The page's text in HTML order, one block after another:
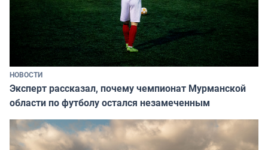
НОВОСТИ
Эксперт рассказал, почему чемпионат Мурманской
области по футболу остался незамеченным